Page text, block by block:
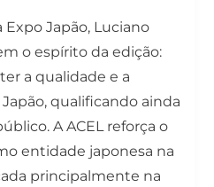
Japão, Luciano
o espírito da edição:
a qualidade e a
qualificando ainda
A ACEL reforça o
entidade japonesa na
principalmente na